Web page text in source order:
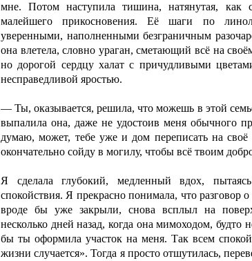
мне. Потом наступила тишина, натянутая, как
малейшего прикосновения. Её шаги по
уверенными, наполненными безграничным
она влетела, словно ураган, сметающий всё на
но дорогой сердцу халат с причудливыми
несправедливой яростью.
— Ты, оказывается, решила, что можешь в этой
выпалила она, даже не удостоив меня обычного
думаю, может, тебе уже и дом переписать на
окончательно сойду в могилу, чтобы всё твоим
Я сделала глубокий, медленный вдох,
спокойствия. Я прекрасно понимала, что разговор
вроде бы уже закрыли, снова всплыл на
несколько дней назад, когда она мимоходом, будто
бы ты оформила участок на меня. Так всем
жизни случается». Тогда я просто отшутилась,